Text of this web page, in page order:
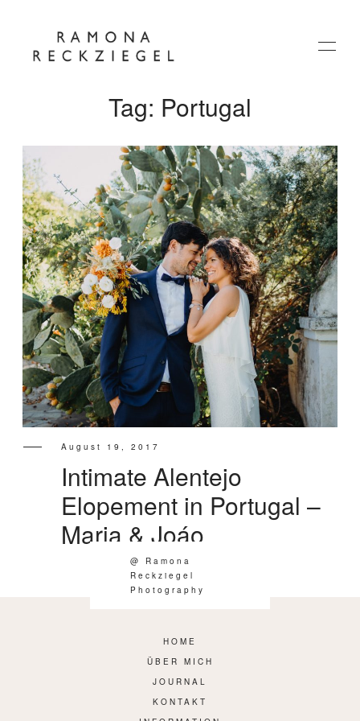
HOME
ÜBER MICH
JOURNAL
KONTAKT
INFORMATION
Tag: Portugal
August 19, 2017
Intimate Alentejo
Elopement in Portugal –
Maria & Joáo
@ Ramona
Reckziegel
Photography
HOME
ÜBER MICH
JOURNAL
KONTAKT